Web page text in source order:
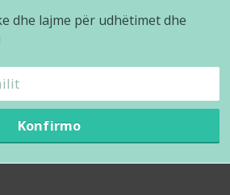
dhe lajme për udhëtimet dhe
Konfirmo